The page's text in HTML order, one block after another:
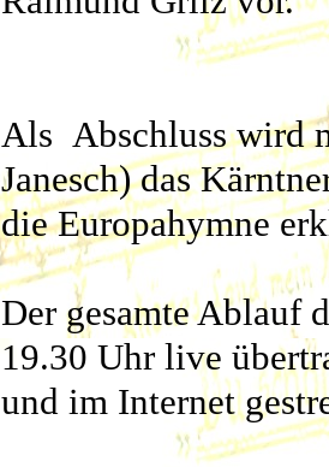
Als Abschluss wird
Janesch) das
die Europahymne
Der gesamte Ablauf
19.30 Uhr live
und im Internet